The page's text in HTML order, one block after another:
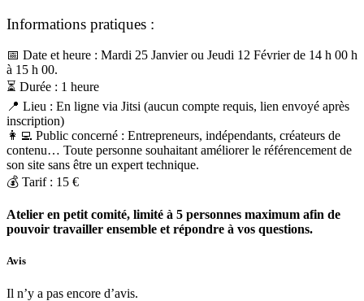
Informations pratiques :
📅 Date et heure : Mardi 25 Janvier ou Jeudi 12 Février de 14 h 00 h
à 15 h 00.
⏳ Durée : 1 heure
📍 Lieu : En ligne via Jitsi (aucun compte requis, lien envoyé après
inscription)
👩‍💻 Public concerné : Entrepreneurs, indépendants, créateurs de
contenu… Toute personne souhaitant améliorer le référencement de
son site sans être un expert technique.
💰 Tarif : 15 €
Atelier en petit comité, limité à 5 personnes maximum afin de
pouvoir travailler ensemble et répondre à vos questions.
Avis
Il n’y a pas encore d’avis.